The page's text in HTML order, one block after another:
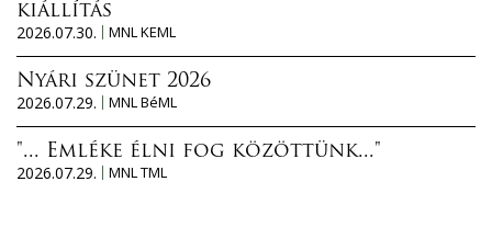
kiállítás
2026.07.30.
MNL KEML
Nyári szünet 2026
2026.07.29.
MNL BéML
"... Emléke élni fog közöttünk..."
2026.07.29.
MNL TML